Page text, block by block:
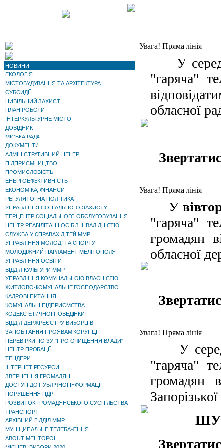
НОВИНИ
ЕКОЛОГІЯ
МІСТОБУДУВАННЯ ТА АРХІТЕКТУРА
СУБСИДІЇ
ЦИВІЛЬНИЙ ЗАХИСТ
ПЛАН РОБОТИ
ІНТЕРКУЛЬТУРНЕ МІСТО
ДОВІДНИК
МІСЬКА РАДА
ДОКУМЕНТИ
АДМІНІСТРАТИВНИЙ ЦЕНТР
ПІДПРИЄМНИЦТВО
ПРОМИСЛОВІСТЬ
ЕНЕРГОЕФЕКТИВНІСТЬ
ЕКОНОМІКА, ФІНАНСИ
РЕГУЛЯТОРНА ПОЛІТИКА
УПРАВЛІННЯ СОЦІАЛЬНОГО ЗАХИСТУ
ТЕРЦЕНТР СОЦІАЛЬНОГО ОБСЛУГОВУВАННЯ
ЦЕНТР РЕАБІЛІТАЦІЇ ОСІБ З ІНВАЛІДНІСТЮ
СЛУЖБА У СПРАВАХ ДІТЕЙ ММР
УПРАВЛІННЯ МОЛОДІ ТА СПОРТУ
МОЛОДІЖНИЙ ПАРЛАМЕНТ МЕЛІТОПОЛЯ
УПРАВЛІННЯ ОСВІТИ
ВІДДІЛ КУЛЬТУРИ ММР
УПРАВЛІННЯ КОМУНАЛЬНОЮ ВЛАСНІСТЮ
ЖИТЛОВО-КОМУНАЛЬНЕ ГОСПОДАРСТВО
КАДРОВІ ПИТАННЯ
КОМУНАЛЬНІ ПІДПРИЄМСТВА
КОДЕКС ЕТИЧНОЇ ПОВЕДІНКИ
ВІДДІЛ ДЕРЖРЕЄСТРУ ВИБОРЦІВ
ЗАПОБІГАННЯ ПРОЯВАМ КОРУПЦІЇ
ПЕРЕВІРКИ ПО ЗУ "ПРО ОЧИЩЕННЯ ВЛАДИ"
ЦЕНТР ПРОБАЦІЇ
ТЕНДЕРИ
ІНТЕРНЕТ РЕСУРСИ
ЗВЕРНЕННЯ ГРОМАДЯН
ДОСТУП ДО ПУБЛІЧНОЇ ІНФОРМАЦІЇ
ПОРУШЕННЯ ПДР
РОЗВИТОК ГРОМАДЯНСЬКОГО СУСПІЛЬСТВА
ТРАНСПОРТ
АРХІВНИЙ ВІДДІЛ ММР
МУНІЦИПАЛЬНЕ ТЕЛЕБАЧЕННЯ
ABOUT MELITOPOL
Увага! Пряма лінія
У
"гаряча"
обласної
Увага! Пряма лінія
У
"гаряча"
громадян
обласної
Увага! Пряма лінія
У
"гаряча"
громадян